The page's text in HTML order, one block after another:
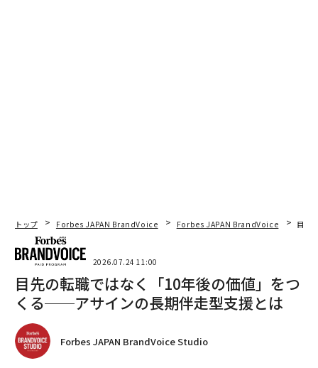
トップ Forbes JAPAN BrandVoice Forbes JAPAN BrandVoice 目先
2026.07.24 11:00
目先の転職ではなく「10年後の価値」をつ
くる──アサインの長期伴走型支援とは
Forbes JAPAN BrandVoice Studio